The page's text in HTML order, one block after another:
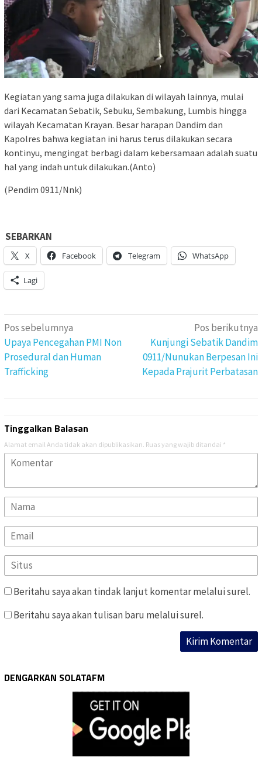
Kegiatan yang sama juga dilakukan di wilayah lainnya, mulai
dari Kecamatan Sebatik, Sebuku, Sembakung, Lumbis hingga
wilayah Kecamatan Krayan. Besar harapan Dandim dan
Kapolres bahwa kegiatan ini harus terus dilakukan secara
kontinyu, mengingat berbagi dalam kebersamaan adalah suatu
hal yang indah untuk dilakukan.(Anto)
(Pendim 0911/Nnk)
SEBARKAN
X Facebook Telegram WhatsApp
Lagi
Navigasi
pos
Pos sebelumnya
Upaya Pencegahan PMI Non
Prosedural dan Human
Trafficking
Pos berikutnya
Kunjungi Sebatik Dandim
0911/Nunukan Berpesan Ini
Kepada Prajurit Perbatasan
Tinggalkan Balasan
Alamat email Anda tidak akan dipublikasikan. Ruas yang wajib ditandai *
Beritahu saya akan tindak lanjut komentar melalui surel.
Beritahu saya akan tulisan baru melalui surel.
DENGARKAN SOLATAFM